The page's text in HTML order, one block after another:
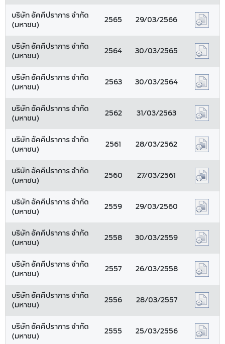
บริษัท อัคคีปราการ จำกัด
(มหาชน)
2565 29/03/2566
บริษัท อัคคีปราการ จำกัด
(มหาชน)
2564 30/03/2565
บริษัท อัคคีปราการ จำกัด
(มหาชน)
2563 30/03/2564
บริษัท อัคคีปราการ จำกัด
(มหาชน)
2562 31/03/2563
บริษัท อัคคีปราการ จำกัด
(มหาชน)
2561 28/03/2562
บริษัท อัคคีปราการ จำกัด
(มหาชน)
2560 27/03/2561
บริษัท อัคคีปราการ จำกัด
(มหาชน)
2559 29/03/2560
บริษัท อัคคีปราการ จำกัด
(มหาชน)
2558 30/03/2559
บริษัท อัคคีปราการ จำกัด
(มหาชน)
2557 26/03/2558
บริษัท อัคคีปราการ จำกัด
(มหาชน)
2556 28/03/2557
บริษัท อัคคีปราการ จำกัด
(มหาชน)
2555 25/03/2556